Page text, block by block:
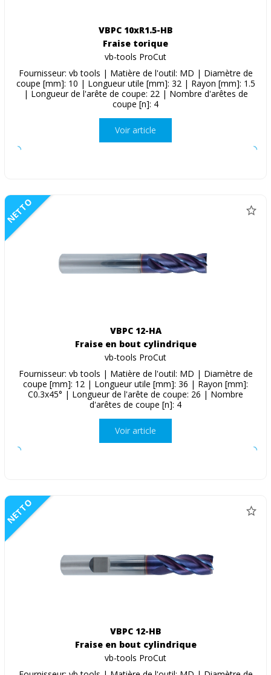
VBPC 10xR1.5-HB
Fraise torique
vb-tools ProCut
Fournisseur: vb tools | Matière de l'outil: MD | Diamètre de
coupe [mm]: 10 | Longueur utile [mm]: 32 | Rayon [mm]: 1.5
| Longueur de l'arête de coupe: 22 | Nombre d'arêtes de
coupe [n]: 4
Voir article
NETTO
VBPC 12-HA
Fraise en bout cylindrique
vb-tools ProCut
Fournisseur: vb tools | Matière de l'outil: MD | Diamètre de
coupe [mm]: 12 | Longueur utile [mm]: 36 | Rayon [mm]:
C0.3x45° | Longueur de l'arête de coupe: 26 | Nombre
d'arêtes de coupe [n]: 4
Voir article
NETTO
VBPC 12-HB
Fraise en bout cylindrique
vb-tools ProCut